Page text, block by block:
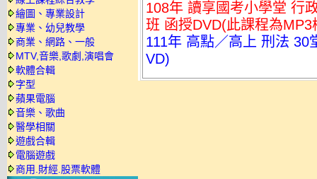
繪圖、專業設計
專業、幼兒教學
商業、網路、一般
MTV,音樂,歌劇,演唱會
軟體合輯
字型
蘋果電腦
音樂、歌曲
醫學相關
遊戲合輯
電腦遊戲
商用.財經.股票軟體
108年 讀享國考小學堂 行
班 函授DVD(此課程為
111年 高點／高上 刑法 30
VD)